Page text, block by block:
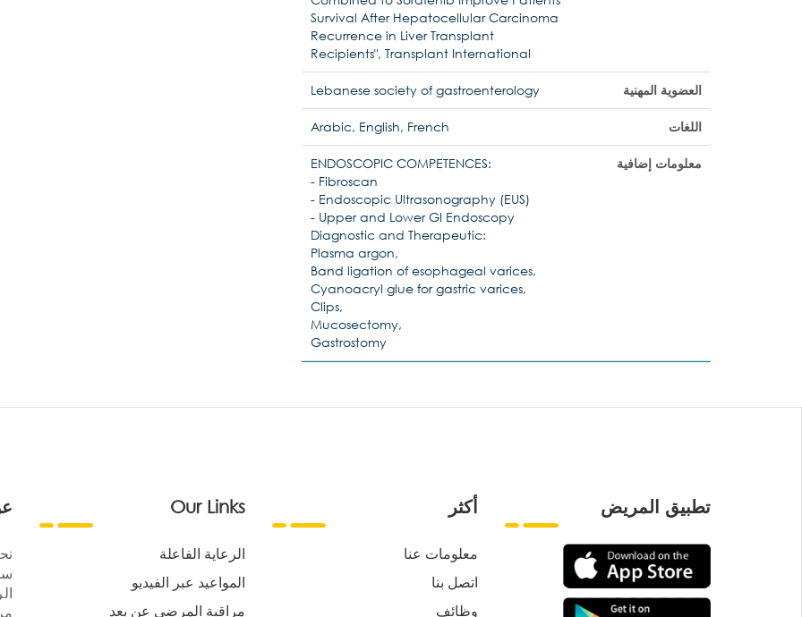
Survival After Hepatocellular Carcinoma
Recurrence in Liver Transplant
Recipients", Transplant International
العضوية المهنية Lebanese society of gastroenterology
اللغات Arabic, English, French
معلومات إضافية
ENDOSCOPIC COMPETENCES:
- Fibroscan
- Endoscopic Ultrasonography (EUS)
- Upper and Lower GI Endoscopy
Diagnostic and Therapeutic:
Plasma argon,
Band ligation of esophageal varices,
Cyanoacryl glue for gastric varices,
Clips,
Mucosectomy,
Gastrostomy
Our Links
الرعاية الفاعلة
المواعيد عبر الفيديو
مراقبة المرضى عن بعد
أكثر
معلومات عنا
اتصل بنا
وظائف
تطبيق المريض